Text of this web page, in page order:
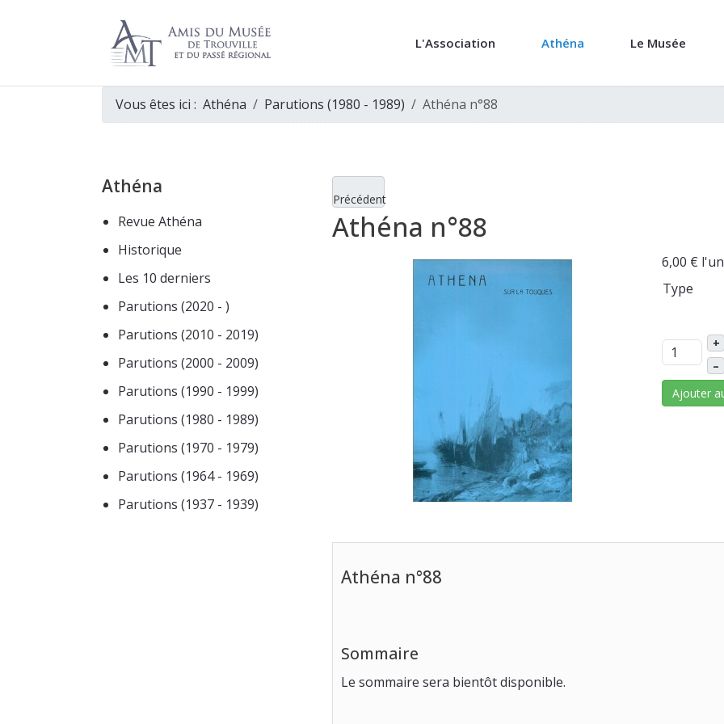
L'Association Athéna Le Musée
Vous êtes ici : Athéna Parutions (1980 - 1989) Athéna n°88
Athéna
Revue Athéna
Historique
Les 10 derniers
Parutions (2020 - )
Parutions (2010 - 2019)
Parutions (2000 - 2009)
Parutions (1990 - 1999)
Parutions (1980 - 1989)
Parutions (1970 - 1979)
Parutions (1964 - 1969)
Parutions (1937 - 1939)
Précédent
Athéna n°88
6,00 €
Type
+
–
Ajouter
Athéna n°88
Sommaire
Le sommaire sera bientôt disponible.